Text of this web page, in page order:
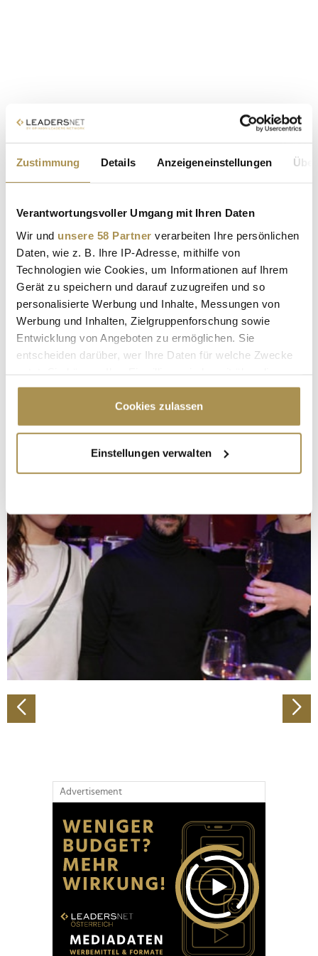
Zustimmung Details Anzeigeneinstellungen
Verantwortungsvoller Umgang mit Ihren Daten
Wir und unsere 58 Partner verarbeiten Ihre persönlichen
Daten, wie z. B. Ihre IP-Adresse, mithilfe von
Technologien wie Cookies, um Informationen auf Ihrem
Gerät zu speichern und darauf zuzugreifen und so
personalisierte Werbung und Inhalte, Messungen von
Werbung und Inhalten, Zielgruppenforschung sowie
Entwicklung von Angeboten zu ermöglichen. Sie
entscheiden darüber, wer Ihre Daten für welche Zwecke
Cookie-Erklärung oder durch Klicken auf das Privacy
Trigger Symbol ändern oder widerrufen
Informationen über Ihre geografische Lage
erfassen, welche bis auf einige Meter genau sein
bestimmten Merkmalen (Fingerprinting) identifizieren
Erfahren Sie mehr darüber, wie Ihre persönlichen Daten
verarbeitet werden, und legen Sie Ihre Präferenzen im
Abschnitt Einzelheiten
Wir verwenden Cookies, um Inhalte und Anzeigen zu
personalisieren, Funktionen für soziale Medien anbieten
zu können und die Zugriffe auf unsere Website zu
analysieren. Außerdem geben wir Informationen zu Ihrer
Verwendung unserer Website an unsere Partner für
soziale Medien, Werbung und Analysen weiter. Unsere
Partner führen diese Informationen möglicherweise mit
Cookies zulassen
Einstellungen verwalten
Advertisement